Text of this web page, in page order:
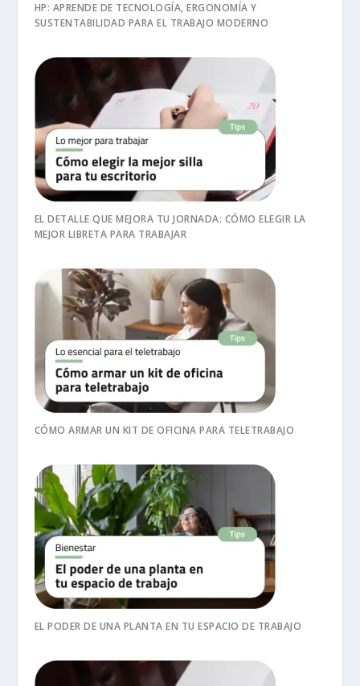
HP: APRENDE DE TECNOLOGÍA, ERGONOMÍA Y
SUSTENTABILIDAD PARA EL TRABAJO MODERNO
EL DETALLE QUE MEJORA TU JORNADA: CÓMO ELEGIR LA
MEJOR LIBRETA PARA TRABAJAR
CÓMO ARMAR UN KIT DE OFICINA PARA TELETRABAJO
EL PODER DE UNA PLANTA EN TU ESPACIO DE TRABAJO